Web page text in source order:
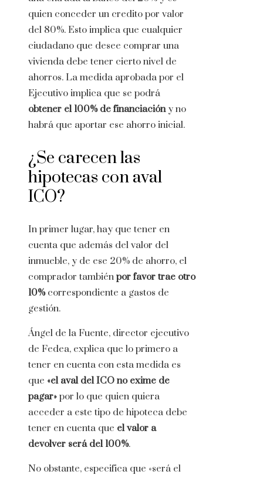
quien conceder un credito por valor
del 80%. Esto implica que cualquier
ciudadano que desee comprar una
vivienda debe tener cierto nivel de
ahorros. La medida aprobada por el
Ejecutivo implica que se podrá
obtener el 100% de financiacióny no
habrá que aportar ese ahorro inicial.
¿Se carecen las
hipotecas con aval
ICO?
In primer lugar, hay que tener en
cuenta que además del valor del
inmueble, y de ese 20% de ahorro, el
comprador también por favor trae otro
10%correspondiente a gastos de
gestión.
Ángel de la Fuente, director ejecutivo
de Fedea, explica que lo primero a
tener en cuenta con esta medida es
que «el aval del ICO no exime de
pagar» por lo que quien quiera
acceder a este tipo de hipoteca debe
tener en cuenta que el valor a
devolver será del 100%.
No obstante, especifica que «será el